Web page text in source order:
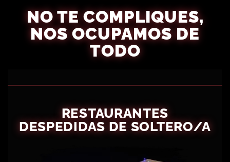
NO TE COMPLIQUES,
NOS OCUPAMOS DE
TODO
RESTAURANTES
DESPEDIDAS DE SOLTERO/A